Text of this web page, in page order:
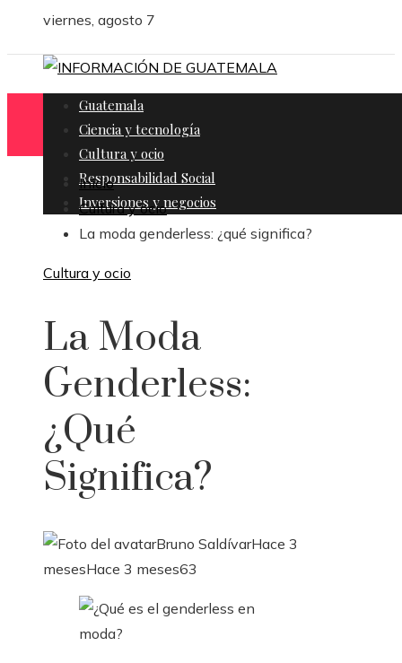
viernes, agosto 7
Guatemala
Ciencia y tecnología
Cultura y ocio
Responsabilidad Social
Inversiones y negocios
Inicio
Cultura y ocio
La moda genderless: ¿qué significa?
Cultura y ocio
La Moda
Genderless:
¿qué
Significa?
Bruno SaldívarHace 3
mesesHace 3 meses63